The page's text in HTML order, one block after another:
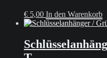
€ 5,00 In den Warenkorb